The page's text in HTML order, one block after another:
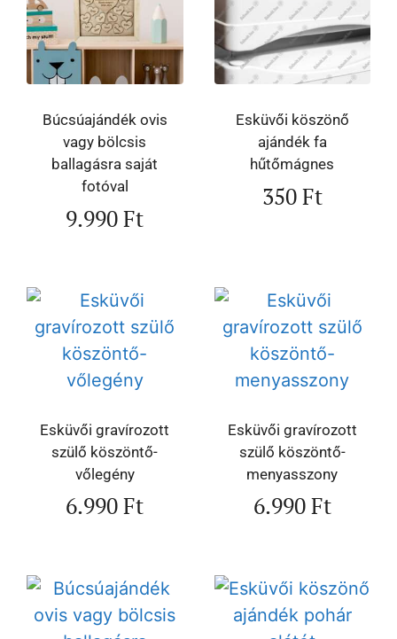
Búcsúajándék ovis
vagy bölcsis
ballagásra saját
fotóval
9.990Ft
Esküvői köszönő
ajándék fa
hűtőmágnes
350Ft
Esküvői gravírozott
szülő köszöntő-
vőlegény
6.990Ft
Esküvői gravírozott
szülő köszöntő-
menyasszony
6.990Ft